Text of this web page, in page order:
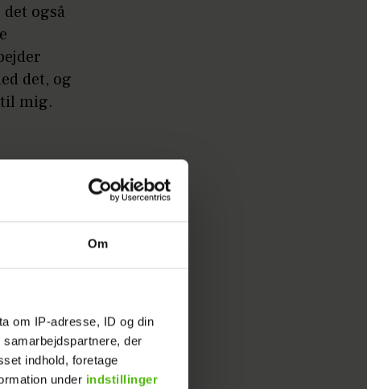
Om
om IP-adresse, ID og din
der
indhold, foretage
under indstillinger
også
det, og
til mig.